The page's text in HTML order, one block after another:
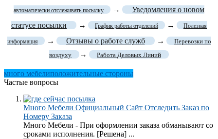
автоматически отслеживать посылку →
Уведомления о новом
статусе посылки
→ График работы отделений → Полезная
информация → Отзывы о работе служб →
Перевозки по
воздуху
→ Работа Деловых Линий
много мебелиположительные стороны
Частые вопросы
Много Мебели Официальный Сайт Отследить Заказ по
Номеру Заказа
Много Мебели - При оформлении заказа обманывают со
сроками исполнения. [Решена] ...